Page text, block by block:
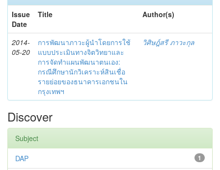
Issue
Date
Title Author(s)
2014-
05-20
การพัฒนาภาวะผู้นำโดยการใช้
แบบประเมินทางจิตวิทยาและ
การจัดทำแผนพัฒนาตนเอง:
กรณีศึกษานักวิเคราะห์สินเชื่อ
รายย่อยของธนาคารเอกชนใน
กรุงเทพฯ
วิศิษฎ์สรี ภาวะกุล
Discover
Subject
1
DAP